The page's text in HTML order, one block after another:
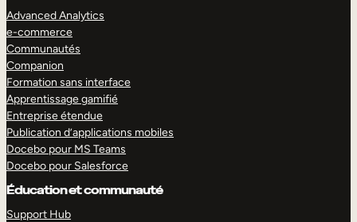
Advanced Analytics
e-commerce
Communautés
Companion
Formation sans interface
Apprentissage gamifié
Entreprise étendue
Publication d’applications mobiles
Docebo pour MS Teams
Docebo pour Salesforce
Éducation et communauté
Support Hub